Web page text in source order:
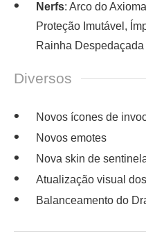
Nerfs: Arco do
Proteção Imutável,
Rainha Despedaçada
Diversos
Novos ícones de
Novos emotes
Nova skin de
Atualização visual
Balanceamento do